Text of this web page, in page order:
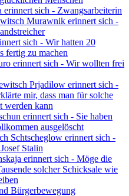
erinnert sich - Zwangsarbeiterin
Murawnik erinnert sich -
sich - Wir hatten 20
fertig zu machen
erinnert sich - Wir wollten frei
Prjadilow erinnert sich -
mir, dass man für solche
werden kann
erinnert sich - Sie haben
ausgelöscht
Schtscheglow erinnert sich -
Stalin
erinnert sich - Möge die
solcher Schicksale wie
Bürgerbewegung